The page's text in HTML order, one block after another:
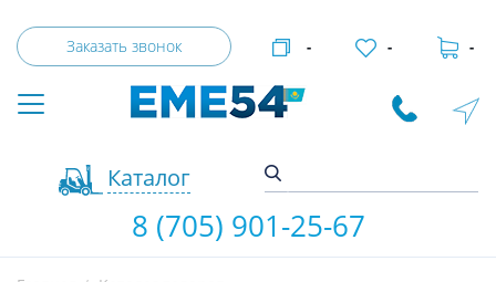
Заказать звонок
Каталог
- - -
8 (705) 901-25-67